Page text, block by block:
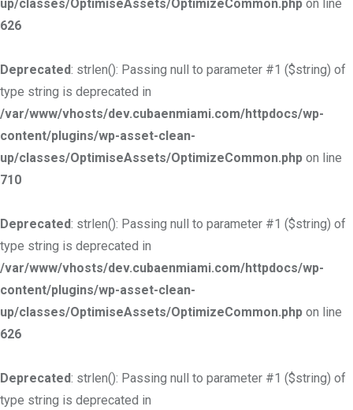
up/classes/OptimiseAssets/OptimizeCommon.php on line
626
Deprecated: strlen(): Passing null to parameter #1 ($string) of
type string is deprecated in
/var/www/vhosts/dev.cubaenmiami.com/httpdocs/wp-
content/plugins/wp-asset-clean-
up/classes/OptimiseAssets/OptimizeCommon.php on line
710
Deprecated: strlen(): Passing null to parameter #1 ($string) of
type string is deprecated in
/var/www/vhosts/dev.cubaenmiami.com/httpdocs/wp-
content/plugins/wp-asset-clean-
up/classes/OptimiseAssets/OptimizeCommon.php on line
626
Deprecated: strlen(): Passing null to parameter #1 ($string) of
type string is deprecated in